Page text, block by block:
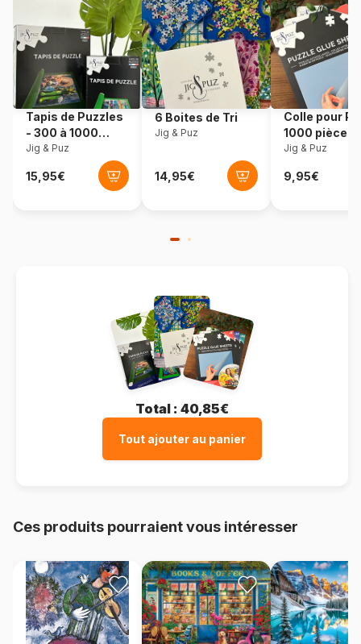
EAN 628136653411
Nombre de pièces 1000 pièces
Dimensions 68 x 49 cm
Tapis de Puzzles
- 300 à 1000
pièces
Jig & Puz
6 Boites de Tri
Jig & Puz
Colle pour
1000 pièces
Jig & Puz
Total : 40,85€
Tout ajouter au panier
Ces produits pourraient vous intéresser